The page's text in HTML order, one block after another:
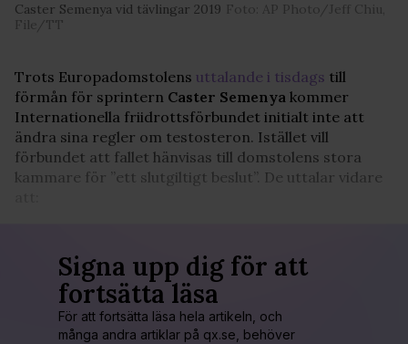
Caster Semenya vid tävlingar 2019 Foto: AP Photo/Jeff Chiu,
File/TT
Trots Europadomstolens uttalande i tisdags till
förmån för sprintern Caster Semenya kommer
Internationella friidrottsförbundet initialt inte att
ändra sina regler om testosteron. Istället vill
förbundet att fallet hänvisas till domstolens stora
kammare för ”ett slutgiltigt beslut”. De uttalar vidare
Signa upp dig för att
fortsätta läsa
För att fortsätta läsa hela artikeln, och
många andra artiklar på qx.se, behöver